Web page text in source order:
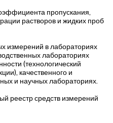
пропускания,
растворов и жидких проб
измерений в лабораториях
лабораториях
(технологический
качественного и
и научных лабораториях.
реестр средств измерений